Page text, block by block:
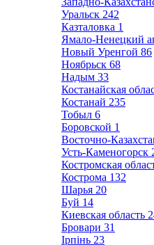
Уральск 242
Казталовка 1
Ямало-Ненецкий
Новый Уренгой 86
Ноябрьск 68
Надым 33
Костанайская
Костанай 235
Тобыл 6
Боровской 1
Восточно-
Усть-Каменогорск
Костромская
Кострома 132
Шарья 20
Буй 14
Киевская область
Бровари 31
Ірпінь 23